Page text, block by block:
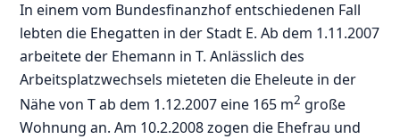
In einem vom Bundesfinanzhof entschiedenen Fall
lebten die Ehegatten in der Stadt E. Ab dem 1.11.2007
arbeitete der Ehemann in T. Anlässlich des
Arbeitsplatzwechsels mieteten die Eheleute in der
Nähe von T ab dem 1.12.2007 eine 165 m2 große
Wohnung an. Am 10.2.2008 zogen die Ehefrau und